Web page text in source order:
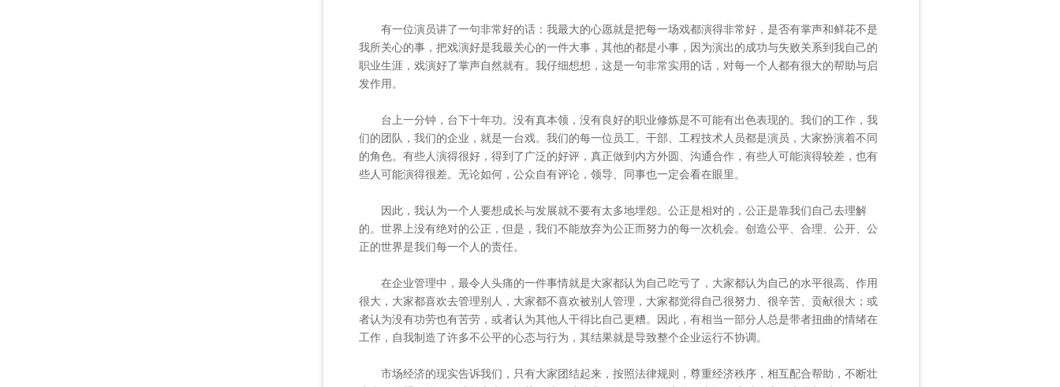
有一位演员讲了一句非常好的话：我最大的心愿就是把每一场戏都演得非常好，是否有掌声和鲜花不是
我所关心的事，把戏演好是我最关心的一件大事，其他的都是小事，因为演出的成功与失败关系到我自己的
职业生涯，戏演好了掌声自然就有。我仔细想想，这是一句非常实用的话，对每一个人都有很大的帮助与启
发作用。
台上一分钟，台下十年功。没有真本领，没有良好的职业修炼是不可能有出色表现的。我们的工作，我
们的团队，我们的企业，就是一台戏。我们的每一位员工、干部、工程技术人员都是演员，大家扮演着不同
的角色。有些人演得很好，得到了广泛的好评，真正做到内方外圆、沟通合作，有些人可能演得较差，也有
些人可能演得很差。无论如何，公众自有评论，领导、同事也一定会看在眼里。
因此，我认为一个人要想成长与发展就不要有太多地埋怨。公正是相对的，公正是靠我们自己去理解
的。世界上没有绝对的公正，但是，我们不能放弃为公正而努力的每一次机会。创造公平、合理、公开、公
正的世界是我们每一个人的责任。
在企业管理中，最令人头痛的一件事情就是大家都认为自己吃亏了，大家都认为自己的水平很高、作用
很大，大家都喜欢去管理别人，大家都不喜欢被别人管理，大家都觉得自己很努力、很辛苦、贡献很大；或
者认为没有功劳也有苦劳，或者认为其他人干得比自己更糟。因此，有相当一部分人总是带者扭曲的情绪在
工作，自我制造了许多不公平的心态与行为，其结果就是导致整个企业运行不协调。
市场经济的现实告诉我们，只有大家团结起来，按照法律规则，尊重经济秩序，相互配合帮助，不断壮